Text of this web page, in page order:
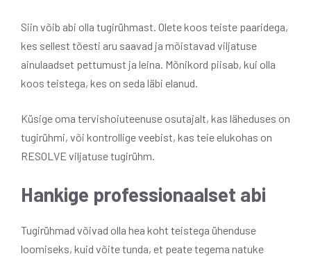
Siin võib abi olla tugirühmast. Olete koos teiste paaridega,
kes sellest tõesti aru saavad ja mõistavad viljatuse
ainulaadset pettumust ja leina. Mõnikord piisab, kui olla
koos teistega, kes on seda läbi elanud.
Küsige oma tervishoiuteenuse osutajalt, kas läheduses on
tugirühmi, või kontrollige veebist, kas teie elukohas on
RESOLVE viljatuse tugirühm.
Hankige professionaalset abi
Tugirühmad võivad olla hea koht teistega ühenduse
loomiseks, kuid võite tunda, et peate tegema natuke